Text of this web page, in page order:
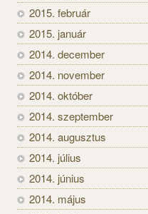
2015. február
2015. január
2014. december
2014. november
2014. október
2014. szeptember
2014. augusztus
2014. július
2014. június
2014. május